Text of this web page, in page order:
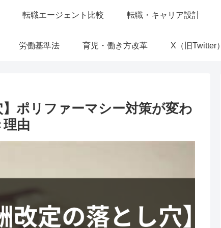
転職エージェント比較 転職・キャリア設計
労働基準法 育児・働き方改革 X（旧Twitter）
】ポリファーマシー対策が変わ
由